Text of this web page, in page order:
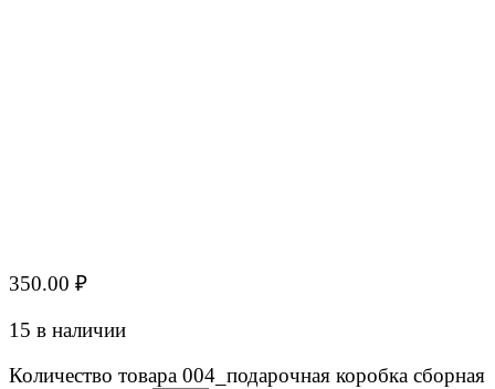
350.00 ₽
15 в наличии
Количество товара 004_подарочная коробка сборная